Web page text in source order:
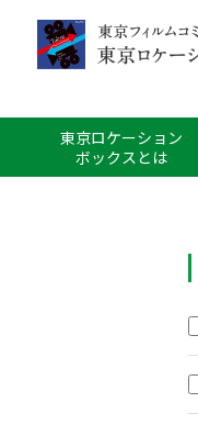
東京ロケーション
ボックスとは